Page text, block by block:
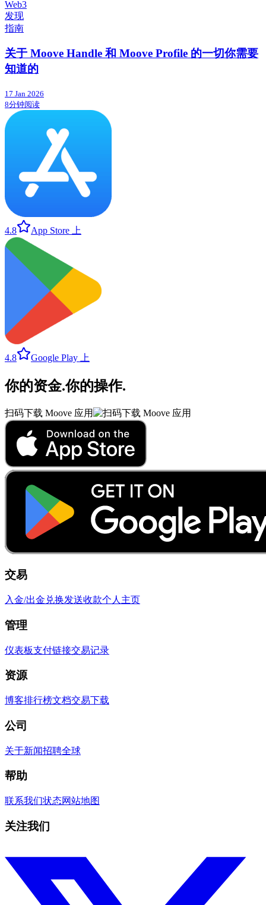
Web3
发现
指南
关于 Moove Handle 和 Moove Profile 的一切你需要
知道的
17 Jan 2026
8分钟阅读
4.8 App Store 上
4.8 Google Play 上
你的资金.你的操作.
扫码下载 Moove 应用
交易
入金/出金 兑换发送收款个人主页
管理
仪表板支付链接交易记录
资源
博客排行榜文档交易下载
公司
关于新闻招聘全球
帮助
联系我们状态网站地图
关注我们